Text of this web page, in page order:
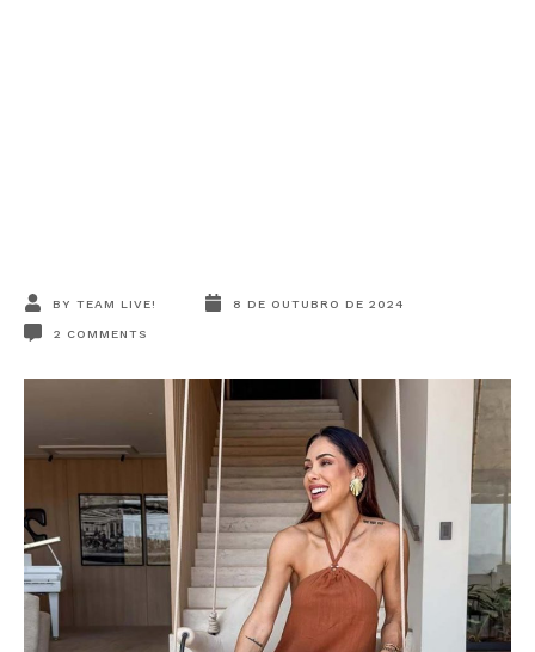
BY TEAM LIVE! 8 DE OUTUBRO DE 2024
2 COMMENTS